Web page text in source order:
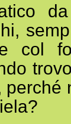
col
perché